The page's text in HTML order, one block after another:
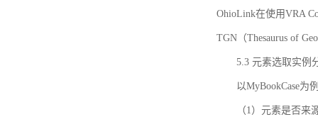
OhioLink在使用VRA
TGN（Thesaurus of
5.3 元素选取实例
以MyBookCase为
（1）元素是否